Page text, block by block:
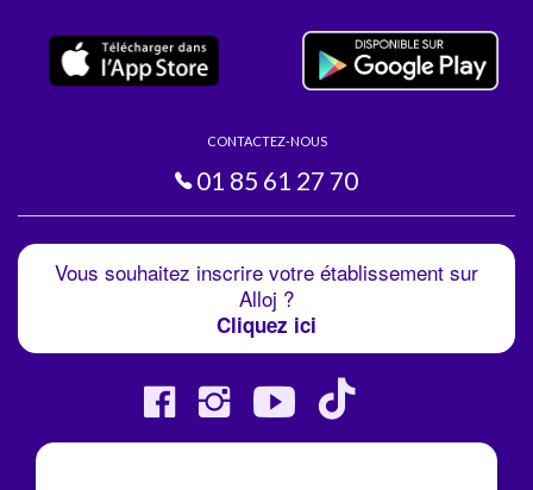
CONTACTEZ-NOUS
01 85 61 27 70
Vous souhaitez inscrire votre établissement sur
Alloj ?
Cliquez ici